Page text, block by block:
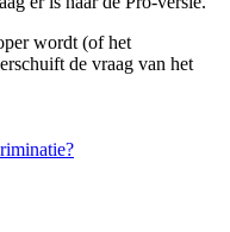
wordt (of het
de vraag van het